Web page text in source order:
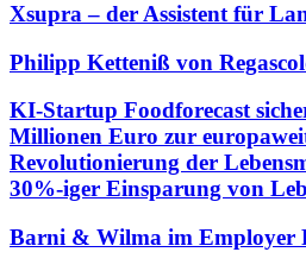
Xsupra – der Assistent für
Philipp Ketteniß von
KI-Startup Foodforecast
Millionen Euro zur
Revolutionierung der
30%-iger Einsparung von
Barni & Wilma im Employer